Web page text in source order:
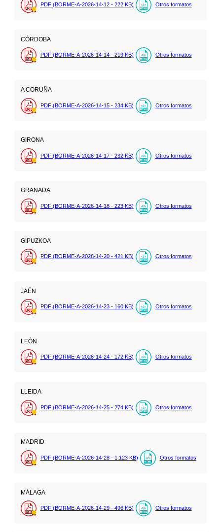
PDF (BORME-A-2026-14-12 - 222 KB) Otros formatos
CÓRDOBA
PDF (BORME-A-2026-14-14 - 219 KB) Otros formatos
A CORUÑA
PDF (BORME-A-2026-14-15 - 234 KB) Otros formatos
GIRONA
PDF (BORME-A-2026-14-17 - 232 KB) Otros formatos
GRANADA
PDF (BORME-A-2026-14-18 - 223 KB) Otros formatos
GIPUZKOA
PDF (BORME-A-2026-14-20 - 421 KB) Otros formatos
JAÉN
PDF (BORME-A-2026-14-23 - 160 KB) Otros formatos
LEÓN
PDF (BORME-A-2026-14-24 - 172 KB) Otros formatos
LLEIDA
PDF (BORME-A-2026-14-25 - 274 KB) Otros formatos
MADRID
PDF (BORME-A-2026-14-28 - 1.123 KB) Otros formatos
MÁLAGA
PDF (BORME-A-2026-14-29 - 496 KB) Otros formatos